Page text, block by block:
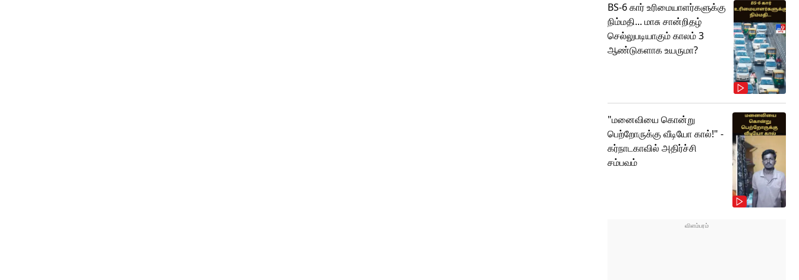
BS-6 கார் உரிமையாளர்களுக்கு
நிம்மதி... மாசு சான்றிதழ்
செல்லுபடியாகும் காலம் 3
ஆண்டுகளாக உயருமா?
"மனைவியை கொன்று
பெற்றோருக்கு வீடியோ கால்!" -
கர்நாடகாவில் அதிர்ச்சி
சம்பவம்